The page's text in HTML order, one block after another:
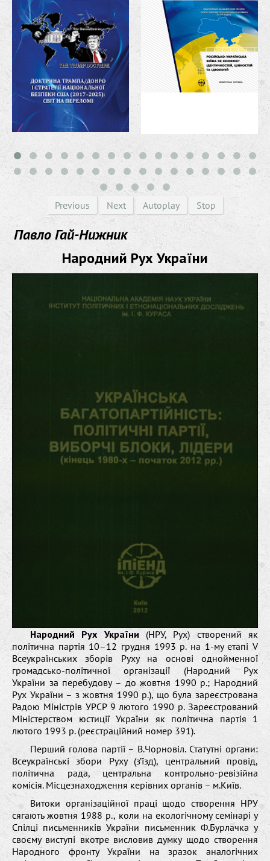
Previous Next Autoplay Stop
Павло Гай-Нижник
Народний Рух України
Народний Рух України (НРУ, Рух) створений як
політична партія 10–12 грудня 1993 р. на 1-му етапі V
Всеукраїнських зборів Руху на основі однойменної
громадсько-політичної організації (Народний Рух
України за перебудову – до жовтня 1990 р.; Народний
Рух України – з жовтня 1990 р.), що була зареєстрована
Радою Міністрів УРСР 9 лютого 1990 р. Зареєстрований
Міністерством юстиції України як політична партія 1
лютого 1993 р. (реєстраційний номер 391).
Перший голова партії – В.Чорновіл. Статутні органи:
Всеукраїнські збори Руху (з’їзд), центральний провід,
політична рада, центральна контрольно-ревізійна
комісія. Місцезнаходження керівних органів – м.Київ.
Витоки організаційної праці щодо створення НРУ
сягають жовтня 1988 р., коли на екологічному семінарі у
Спілці письменників України письменник Ф.Бурлачка у
своєму виступі вкотре висловив думку щодо створення
Народного фронту України на зразок аналогічних